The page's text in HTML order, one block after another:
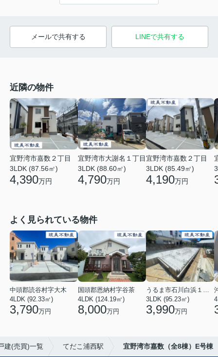
メールで共有する LINEで共有する
近隣の物件
宜野湾市嘉数２丁目
3LDK (87.56㎡)
4,390万円
宜野湾市大謝名１丁目
3LDK (88.60㎡)
4,790万円
宜野湾市嘉数２丁目
3LDK (85.49㎡)
4,190万円
よく見られている物件
中頭郡読谷村字大木
4LDK (92.33㎡)
3,790万円
国頭郡恩納村字谷茶
4LDK (124.19㎡)
8,000万円
3LDK (95.23㎡)
3,990万円
建(売買)一覧 てだこ浦西駅 宜野湾市嘉数（全8棟）E号棟